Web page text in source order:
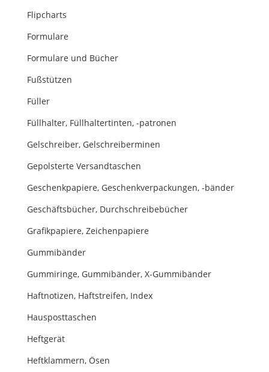
Flipcharts
Formulare
Formulare und Bücher
Fußstützen
Füller
Füllhalter, Füllhaltertinten, -patronen
Gelschreiber, Gelschreiberminen
Gepolsterte Versandtaschen
Geschenkpapiere, Geschenkverpackungen, -bänder
Geschäftsbücher, Durchschreibebücher
Grafikpapiere, Zeichenpapiere
Gummibänder
Gummiringe, Gummibänder, X-Gummibänder
Haftnotizen, Haftstreifen, Index
Hausposttaschen
Heftgerät
Heftklammern, Ösen